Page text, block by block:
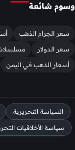
وسوم شائعة
سعر الجرام الذهب
سعر الدولار
أسعار الذهب في اليمن
السياسة التحريرية
سياسة الأخلاقيات